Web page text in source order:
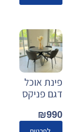
פינת אוכל
דגם פניקס
₪990